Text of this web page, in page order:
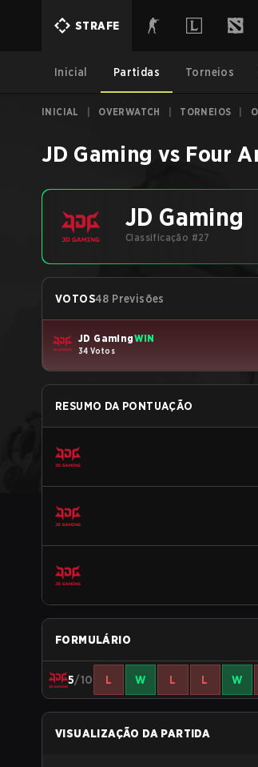
STRAFE
Inicial Partidas Torneios
INICIAL OVERWATCH TORNEIOS
JD Gaming vs Four
JD Gaming
Classificação #27
VOTOS48 Previsões
JD GamingWIN
34 Votos
RESUMO DA PONTUAÇÃO
FORMULÁRIO
5/10 L W L L W
VISUALIZAÇÃO DA PARTIDA